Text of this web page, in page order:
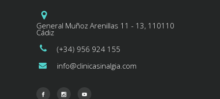
General Muñoz Arenillas 11 - 13, 110110
Cádiz
(+34) 956 924 155
info@clinicasinalgia.com